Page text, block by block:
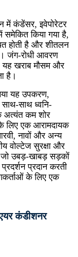
में कंडेंसर, इवेपोरेटर
किया गया है,
होती है और शीतलन
जंग-रोधी आवरण
खराब मौसम और
है।
यह उपकरण,
साथ ध्वनि-
अत्यंत कम शोर
लिए एक आरामदायक
नावों और अन्य
वोल्टेज सुरक्षा और
जो उबड़-खाबड़ सड़कों
प्रदान करती
के लिए एक
कंडीशनर